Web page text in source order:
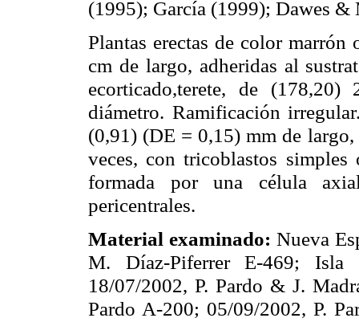
(1995); García (1999); Dawes &
Plantas erectas de color
cm de largo, adheridas al
ecorticado,terete, de
diámetro. Ramificación
(0,91) (DE = 0,15) mm de
veces, con tricoblastos
formada por una célula
pericentrales.
Material examinado: Nueva
M. Díaz-Piferrer E-469; Isla
18/07/2002, P. Pardo & J.
Pardo A-200; 05/09/2002, P.